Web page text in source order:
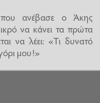
ανέβασε ο Άκης
να κάνει τα πρώτα
να λέει: «Τι δυνατό
μου!»